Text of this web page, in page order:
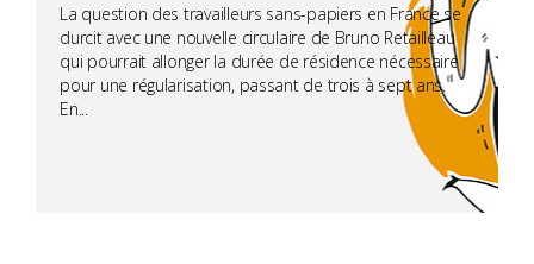
La question des travailleurs sans-papiers en France se
durcit avec une nouvelle circulaire de Bruno Retailleau
qui pourrait allonger la durée de résidence nécessaire
pour une régularisation, passant de trois à sept ans.
En...